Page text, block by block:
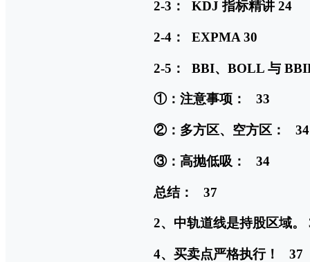
2-3： KDJ 指标精讲 24
2-4： EXPMA 30
2-5： BBI、BOLL 与
①：注意事项： 33
②：多方区、空方区： 34
③：高抛低吸： 34
总结： 37
2、中轨道线是持股区域。
4、买卖点严格执行！ 37